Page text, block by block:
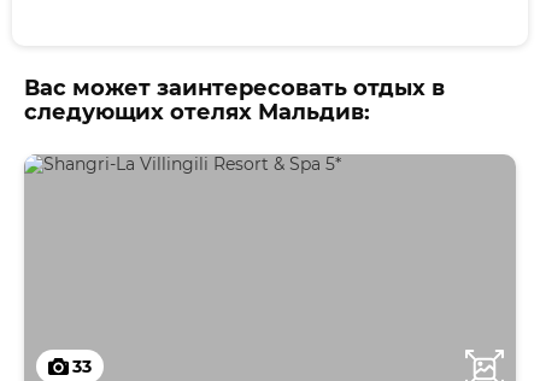
Вас может заинтересовать отдых в
следующих отелях Мальдив:
33